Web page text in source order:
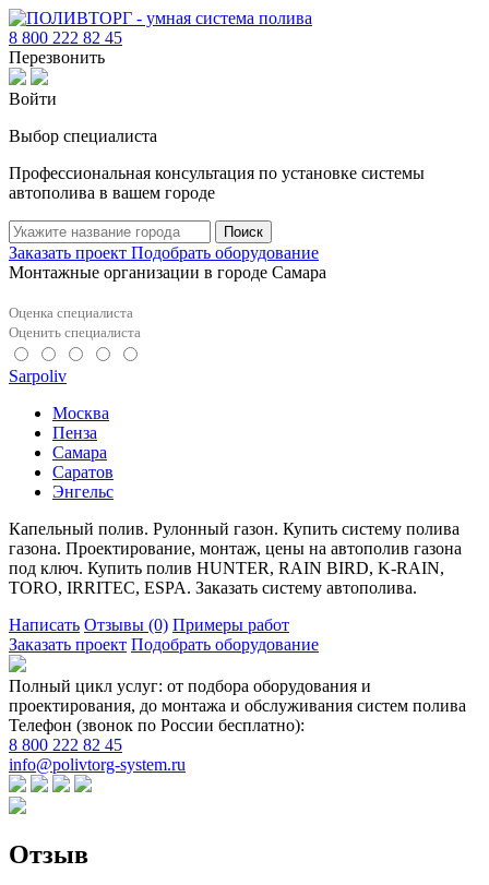
8 800 222 82 45
Перезвонить
Войти
Выбор специалиста
Профессиональная консультация по установке системы
автополива в вашем городе
Поиск
Заказать проект Подобрать оборудование
Монтажные организации в городе Самара
Оценка специалиста
Оценить специалиста
Sarpoliv
Москва
Пенза
Самара
Саратов
Энгельс
Капельный полив. Рулонный газон. Купить систему полива
газона. Проектирование, монтаж, цены на автополив газона
под ключ. Купить полив HUNTER, RAIN BIRD, K-RAIN,
TORO, IRRITEC, ESPA. Заказать систему автополива.
Написать Отзывы (0) Примеры работ
Заказать проект Подобрать оборудование
Полный цикл услуг: от подбора оборудования и
проектирования, до монтажа и обслуживания систем полива
Телефон (звонок по России бесплатно):
8 800 222 82 45
info@polivtorg-system.ru
Отзыв